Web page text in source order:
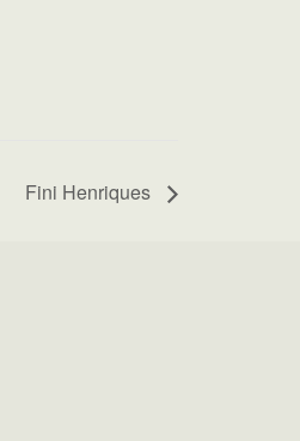
Fini Henriques